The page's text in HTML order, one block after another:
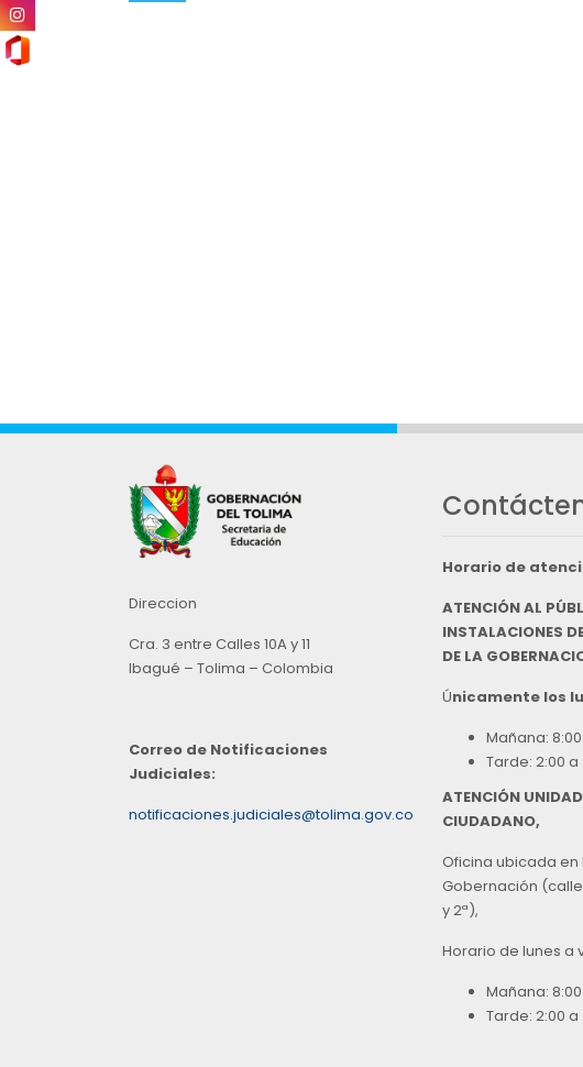
Direccion
Cra. 3 entre Calles 10A y 11
Ibagué – Tolima – Colombia
Correo de Notificaciones
Judiciales:
notificaciones.judiciales@tolima.gov.co
Horario de
ATENCIÓN AL
INSTALACIONES
DE LA
Únicamente los
Mañana:
Tarde: 2:00 a
ATENCIÓN
CIUDADANO,
Oficina ubicada en
Gobernación (calle
y 2ª),
Horario de lunes a
Mañana:
Tarde: 2:00 a